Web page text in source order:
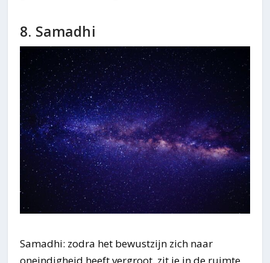
8. Samadhi
Samadhi: zodra het bewustzijn zich naar
oneindigheid heeft vergroot, zit je in de ruimte